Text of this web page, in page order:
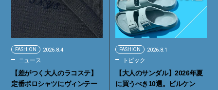
FASHION 2026.8.4
ニュース
【差がつく大人のラコステ】
定番ポロシャツにヴィンテー
FASHION 2026.8.1
トピック
【大人のサンダル】2026年夏
に買うべき10選。ビルケン